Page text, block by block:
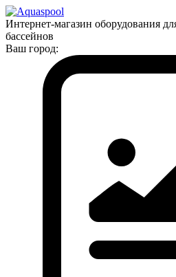
Интернет-магазин оборудования
бассейнов
Ваш город: